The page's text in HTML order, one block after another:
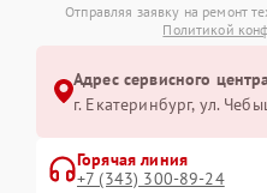
Отправляя заявку на ремонт
Политикой
Адрес сервисного
г. Екатеринбург, ул.
Горячая линия
+7 (343) 300-89-24